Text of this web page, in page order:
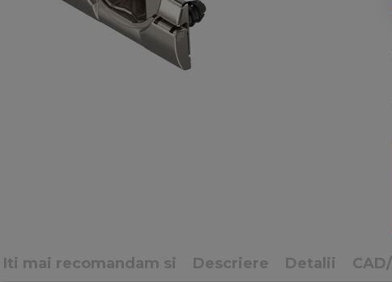
Iti mai recomandam si Descriere Detalii